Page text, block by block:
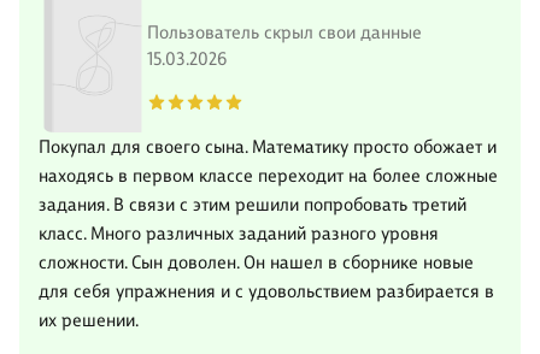
Пользователь скрыл свои данные
15.03.2026
Покупал для своего сына. Математику просто обожает и
находясь в первом классе переходит на более сложные
задания. В связи с этим решили попробовать третий
класс. Много различных заданий разного уровня
сложности. Сын доволен. Он нашел в сборнике новые
для себя упражнения и с удовольствием разбирается в
их решении.